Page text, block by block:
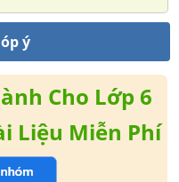
ý
Cho Lớp 6
Liệu Miễn Phí